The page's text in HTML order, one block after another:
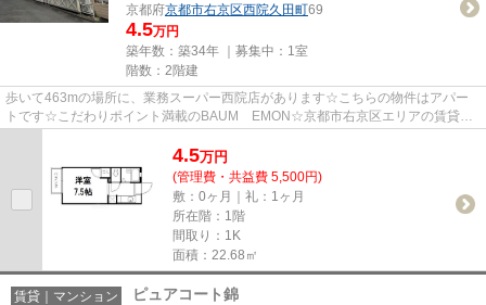
京都府京都市右京区西院久田町69
4.5万円
築年数：築34年 ｜募集中： 1室
階数：2階建
歩いて463mの場所に、業務スーパー西院店があります☆こちらの物件はアパー
トです☆こだわりポイント満載のBAUM EMON☆京都市右京区エリアの賃貸物
4.5万円
(管理費・共益費 5,500円)
敷：0ヶ月｜礼：1ヶ月
所在階：1階
間取り：1K
面積：22.68㎡
賃貸｜マンション ピュアコート錦